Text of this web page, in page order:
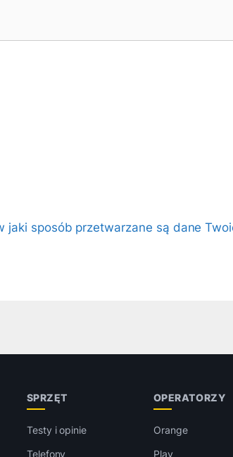
jaki sposób przetwarzane są dane
SPRZĘT
Testy i opinie
Telefony
OPERATORZY
Orange
Play